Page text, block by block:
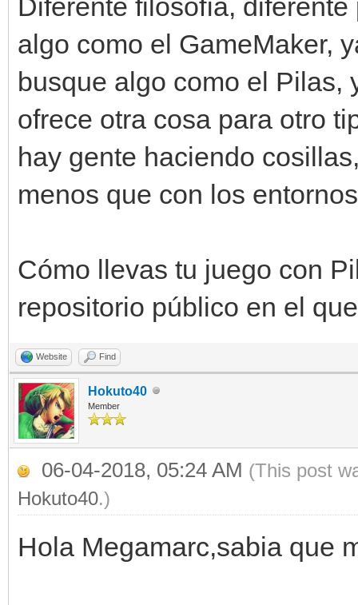
Diferente filosofía,
algo como el GameMaker,
busque algo como el Pilas,
ofrece otra cosa para otro
hay gente haciendo
menos que con los
Cómo llevas tu juego con
repositorio público en el
Website Find
Hokuto40
Member
06-04-2018, 05:24 AM (This post
Hokuto40.)
Hola Megamarc,sabia que